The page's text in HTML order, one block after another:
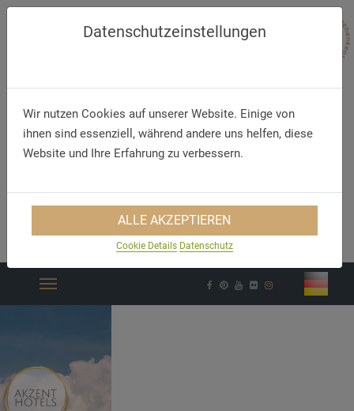
Telefon/WhatsApp
+49 5321 75 91 - 40
info@akzent.de
Datenschutzeinstellungen
Wir nutzen Cookies auf unserer Website. Einige von
ihnen sind essenziell, während andere uns helfen, diese
Website und Ihre Erfahrung zu verbessern.
ALLE AKZEPTIEREN
Cookie Details Datenschutz